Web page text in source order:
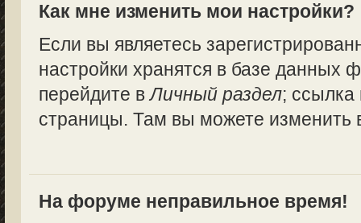
Как мне изменить мои настройки?
Если вы являетесь
настройки хранятся в базе данных
перейдите вЛичный раздел; ссылка
страницы. Там вы можете изменить
На форуме неправильное время!